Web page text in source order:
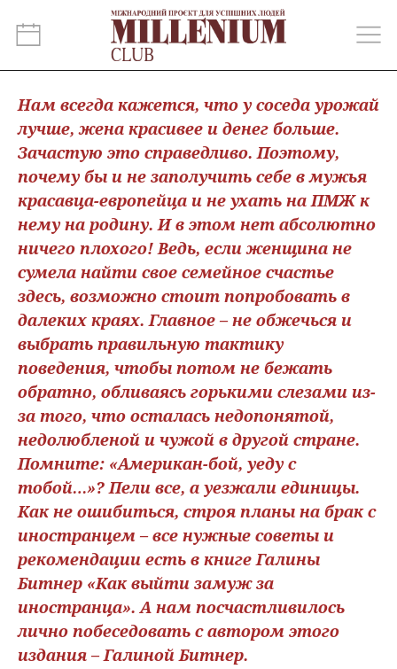
Нам всегда кажется, что у соседа урожай
лучше, жена красивее и денег больше.
Зачастую это справедливо. Поэтому,
почему бы и не заполучить себе в мужья
красавца-европейца и не ухать на ПМЖ к
нему на родину. И в этом нет абсолютно
ничего плохого! Ведь, если женщина не
сумела найти свое семейное счастье
здесь, возможно стоит попробовать в
далеких краях. Главное – не обжечься и
выбрать правильную тактику
поведения, чтобы потом не бежать
обратно, обливаясь горькими слезами из-
за того, что осталась недопонятой,
недолюбленой и чужой в другой стране.
Помните: «Американ-бой, уеду с
тобой…»? Пели все, а уезжали единицы.
Как не ошибиться, строя планы на брак с
иностранцем – все нужные советы и
рекомендации есть в книге Галины
Битнер «Как выйти замуж за
иностранца». А нам посчастливилось
лично побеседовать с автором этого
издания – Галиной Битнер.